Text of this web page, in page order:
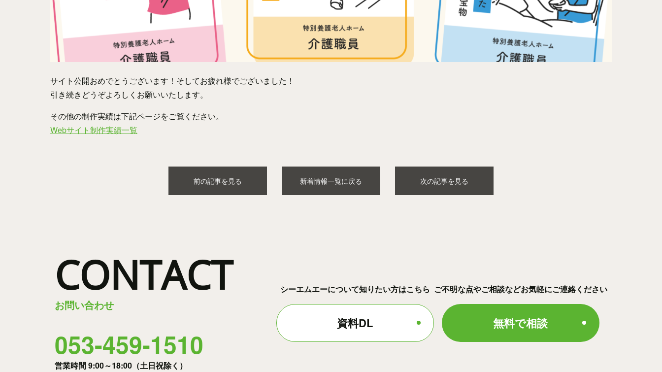
サイト公開おめでとうございます！そしてお疲れ様でございました！
引き続きどうぞよろしくお願いいたします。
その他の制作実績は下記ページをご覧ください。
Webサイト制作実績一覧
前の記事を見る 新着情報一覧に戻る 次の記事を見る
CONTACT
お問い合わせ
053-459-1510
営業時間 9:00～18:00（土日祝除く）
シーエムエーについて知りたい方はこちら
資料DL
ご不明な点やご相談などお気軽にご連絡ください
無料で相談